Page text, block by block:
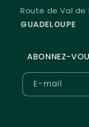
Route de Val de
GUADELOUPE
ABONNEZ-
E-mail